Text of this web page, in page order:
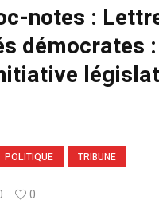
notes :
démocrates
POLITIQUE TRIBUNE
0